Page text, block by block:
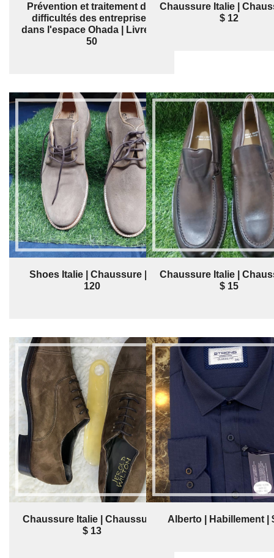
Prévention et traitement des
difficultés des entreprises
dans l'espace Ohada | Livre | $
50
Chaussure Italie |
$ 12
Shoes Italie | Chaussure | $
120
Chaussure Italie |
$ 15
Chaussure Italie | Chaussure |
$ 13
Alberto | Habillement |